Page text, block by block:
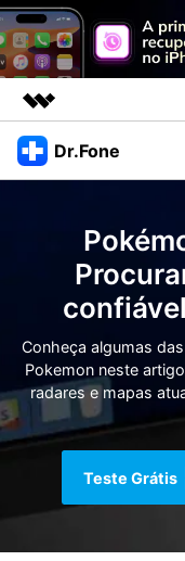
Produtos em destaque
Visão geral
Sobre nós
Sala de imprensa
Loja
Dr.Fone
Veja Toolkit Completo >
Productos
Para PC
Para Celular
Online
Ver Todos Os
Ações rápidas
Dicas
Centro de Ajuda
Recursos
Transferir Dados
Entrar
Conheça algumas
Pokemon neste
radares e mapas
Teste Grátis